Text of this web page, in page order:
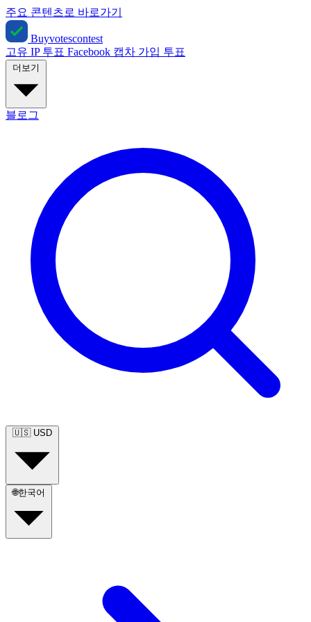
주요 콘텐츠로 바로가기
Buyvotescontest
고유 IP 투표 Facebook 캡차 가입 투표
블로그
🇺🇸 USD
🌐한국어